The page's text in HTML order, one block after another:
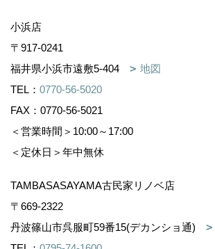
小浜店
〒917-0241
福井県小浜市遠敷5-404
地図
TEL： 0770-56-5020
FAX：0770-56-5021
＜営業時間＞10:00～17:00
＜定休日＞年中無休
TAMBASASAYAMA古民家リノベ店
〒669-2322
丹波篠山市呉服町59番15(デカンショ通)